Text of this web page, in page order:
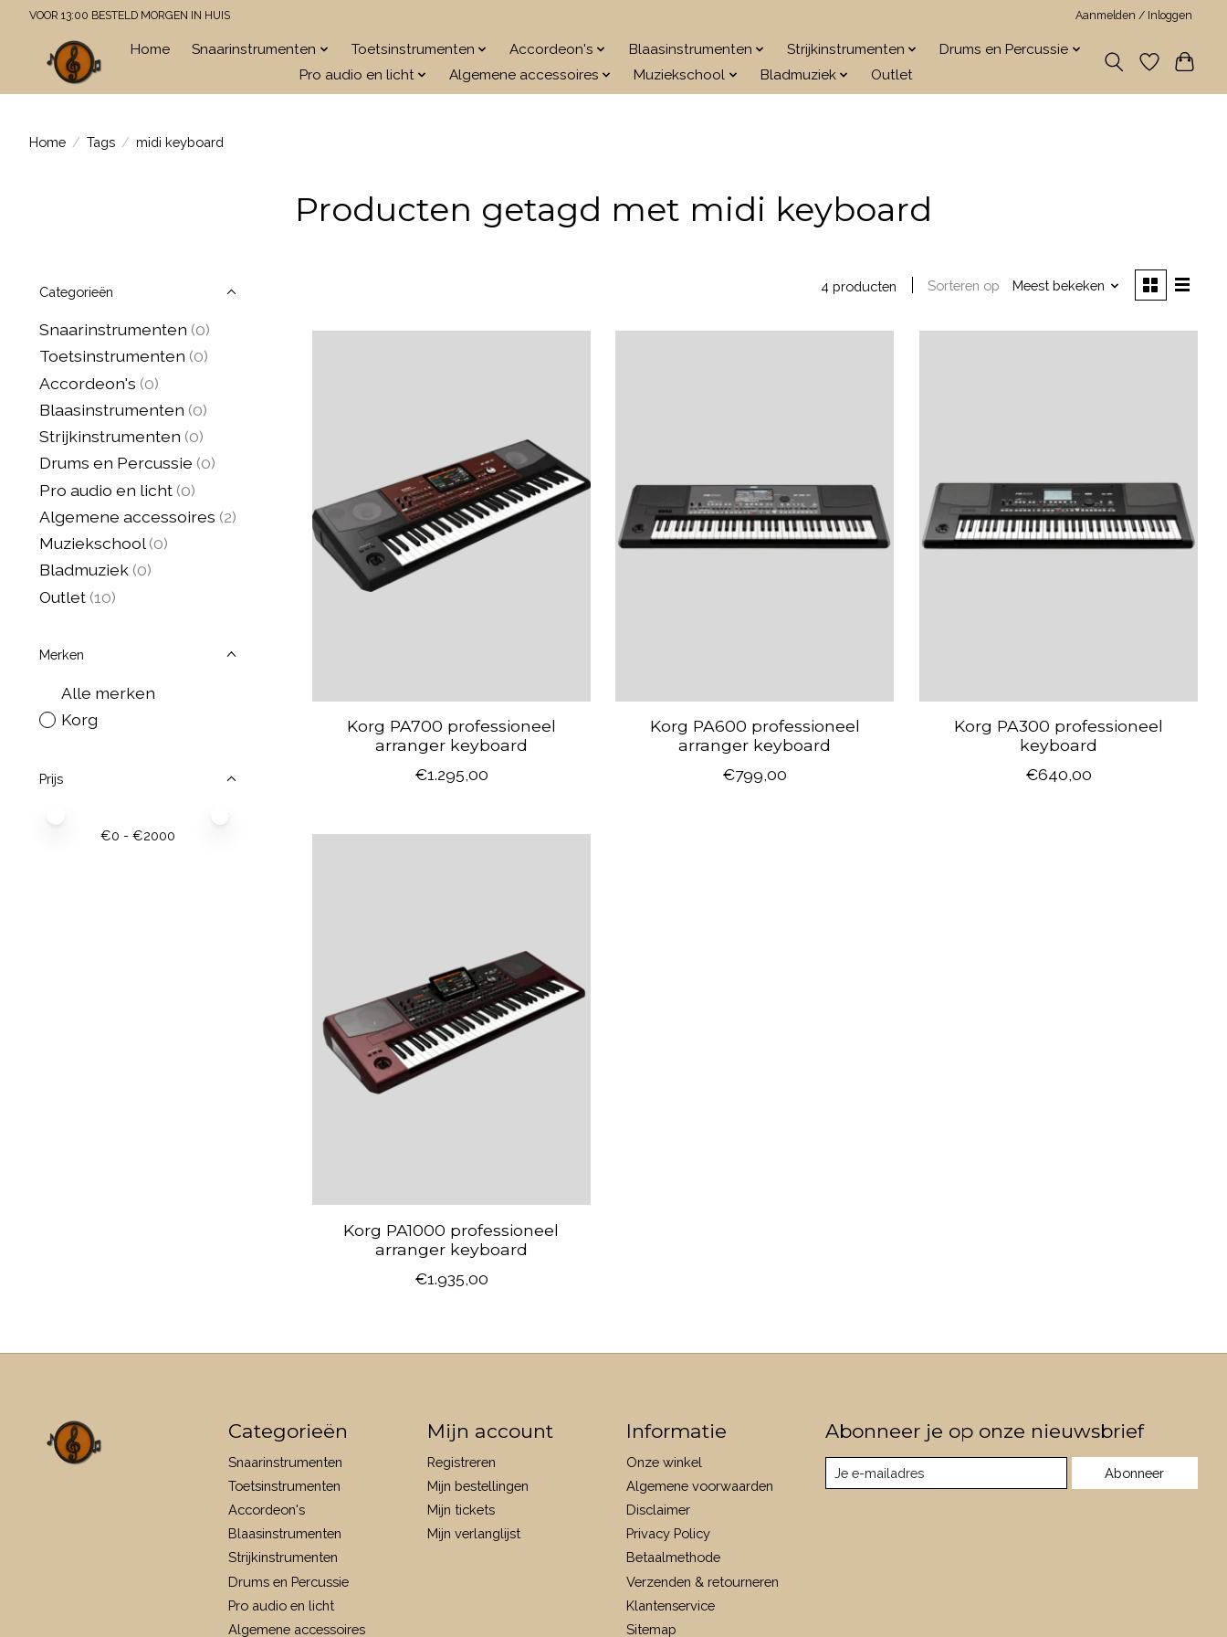
VOOR 13:00 BESTELD MORGEN IN HUIS Aanmelden / Inloggen
Home Snaarinstrumenten Toetsinstrumenten Accordeon's Blaasinstrumenten Strijkinstrumenten
Drums en Percussie
Pro audio en licht
Algemene accessoires Muziekschool Bladmuziek Outlet
Home / Tags / midi keyboard
Producten getagd met midi keyboard
Categorieën
Snaarinstrumenten (0)
Toetsinstrumenten (0)
Accordeon's (0)
Blaasinstrumenten (0)
Strijkinstrumenten (0)
Drums en Percussie (0)
Pro audio en licht (0)
Algemene accessoires (2)
Muziekschool (0)
Bladmuziek (0)
Outlet (10)
Merken
Alle merken
Korg
Prijs
€0 - €2000
4 producten Sorteren op Meest bekeken
Korg PA700 professioneel
arranger keyboard
€1.295,00
Korg PA600 professioneel
arranger keyboard
€799,00
Korg PA300 professioneel
keyboard
€640,00
Korg PA1000 professioneel
arranger keyboard
€1.935,00
Categorieën
Snaarinstrumenten
Toetsinstrumenten
Accordeon's
Blaasinstrumenten
Strijkinstrumenten
Drums en Percussie
Pro audio en licht
Algemene accessoires
Mijn account
Registreren
Mijn bestellingen
Mijn tickets
Mijn verlanglijst
Informatie
Onze winkel
Algemene voorwaarden
Disclaimer
Privacy Policy
Betaalmethode
Verzenden & retourneren
Klantenservice
Sitemap
Abonneer je op onze nieuwsbrief
Abonneer